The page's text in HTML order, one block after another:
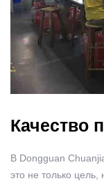
Качество
В Dongguan
это не только цель,